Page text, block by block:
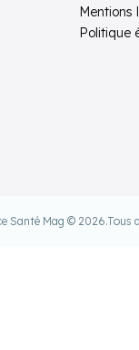
Mentions
Politique
Santé Mag © 2026.Tous